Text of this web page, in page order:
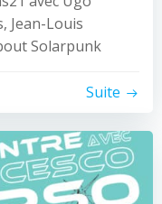
Jean-Louis
Solarpunk
Suite